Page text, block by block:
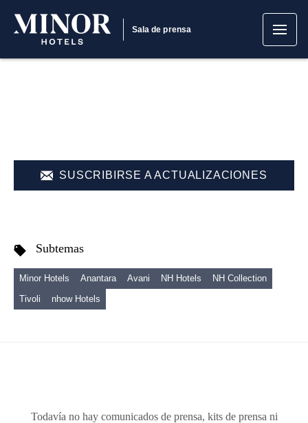
Sala de prensa
Subtemas
Minor Hotels Anantara Avani NH Hotels
NH Collection
Tivoli
nhow Hotels
SUSCRIBIRSE A ACTUALIZACIONES
Todavía no hay comunicados de prensa, kits de prensa ni